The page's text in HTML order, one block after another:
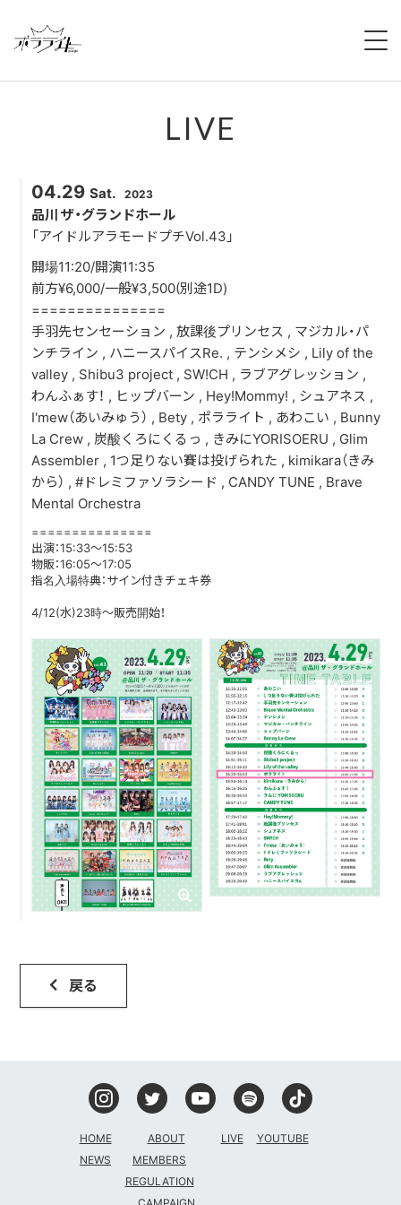
NEWS
MEMBERS
LIVE
YOUTUBE
DISCOGRAPHY
CONTACT
LIVE
04.29 Sat. 2023
品川 ザ・グランドホール
「アイドルアラモードプチVol.43」
開場11:20/開演11:35
前方¥6,000/一般¥3,500(別途1D)
===============
手羽先センセーション , 放課後プリンセス , マジカル・パ
ンチライン , ハニースパイスRe. , テンシメシ , Lily of the
valley , Shibu3 project , SW!CH , ラブアグレッション ,
わんふぁす！ , ヒップバーン , Hey!Mommy! , シュアネス ,
I'mew（あいみゅう） , Bety , ポラライト , あわこい , Bunny
La Crew , 炭酸くろにくるっ , きみにYORISOERU , Glim
Assembler , 1つ足りない賽は投げられた , kimikara（きみ
から） , #ドレミファソラシード , CANDY TUNE , Brave
Mental Orchestra
===============
出演：15:33〜15:53
物販：16:05〜17:05
指名入場特典：サイン付きチェキ券
4/12(水)23時〜販売開始！
戻る
HOME
NEWS
ABOUT
MEMBERS
REGULATION
LIVE YOUTUBE